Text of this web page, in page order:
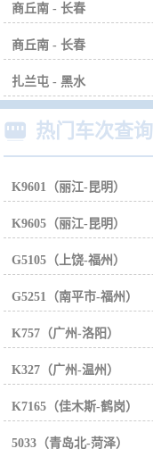
商丘南 - 长春
商丘南 - 长春
扎兰屯 - 黑水
 热门车次查询
K9601（丽江-昆明）
K9605（丽江-昆明）
G5105（上饶-福州）
G5251（南平市-福州）
K757（广州-洛阳）
K327（广州-温州）
K7165（佳木斯-鹤岗）
5033（青岛北-菏泽）